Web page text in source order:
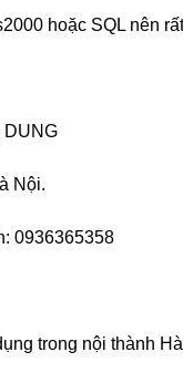
hoặc SQL nên rất
DUNG
Nội.
0936365358
trong nội thành